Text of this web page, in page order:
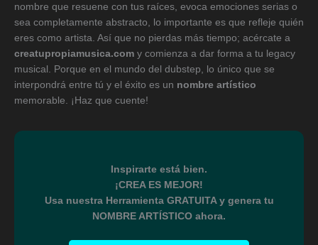
nombre que resuene con tus raíces, evoca emociones serias o
sea completamente abstracto, lo importante es que refleje quién
eres como artista. Así que no pierdas más tiempo; acércate a
creatupropiamusica.com y comienza a dar forma a tu legacy
musical. Porque en el mundo del dubstep, lo único que se
interpondrá entre tú y el éxito es un nombre artístico
memorable. ¡Haz que cuente!
Inspirarte está bien.
¡CREA ES MEJOR!
Usa nuestra Herramienta GRATUITA y genera tu
NOMBRE ARTÍSTICO ahora.